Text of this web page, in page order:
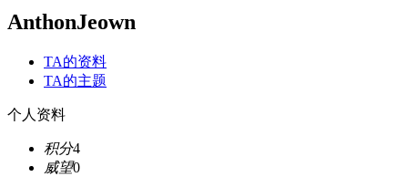
AnthonJeown
TA的资料
TA的主题
个人资料
积分4
威望0